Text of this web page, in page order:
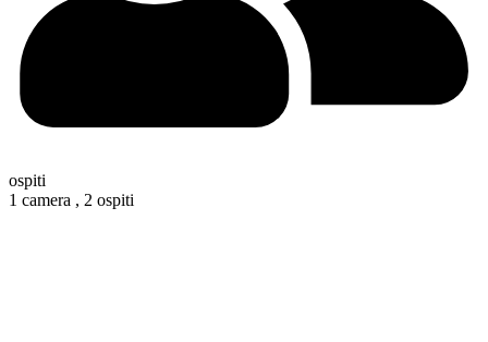
ospiti
1 camera , 2 ospiti